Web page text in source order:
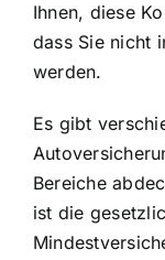
Ihnen, diese
dass Sie nicht
werden.
Es gibt
Bereiche
ist die